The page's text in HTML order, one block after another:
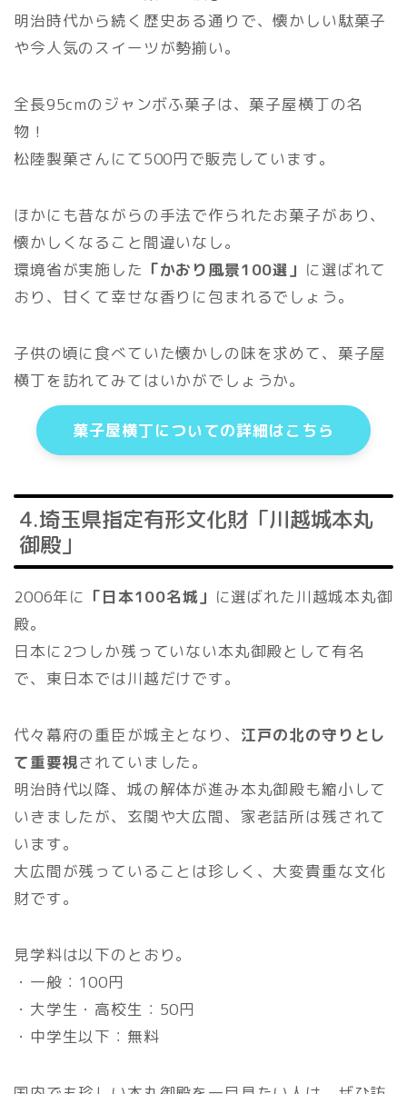
明治時代から続く歴史ある通りで、懐かしい駄菓子
や今人気のスイーツが勢揃い。
全長95cmのジャンボふ菓子は、菓子屋横丁の名
物！
松陸製菓さんにて500円で販売しています。
ほかにも昔ながらの手法で作られたお菓子があり、
懐かしくなること間違いなし。
環境省が実施した 「かおり風景100選」 に選ばれて
おり、甘くて幸せな香りに包まれるでしょう。
子供の頃に食べていた懐かしの味を求めて、菓子屋
横丁を訪れてみてはいかがでしょうか。
菓子屋横丁についての詳細はこちら
4.埼玉県指定有形文化財「川越城本丸
御殿」
2006年に 「日本100名城」 に選ばれた川越城本丸御
殿。
日本に2つしか残っていない本丸御殿として有名
で、東日本では川越だけです。
代々幕府の重臣が城主となり、 江戸の北の守りとし
て重要視されていました。
明治時代以降、城の解体が進み本丸御殿も縮小して
いきましたが、玄関や大広間、家老詰所は残されて
います。
大広間が残っていることは珍しく、大変貴重な文化
財です。
見学料は以下のとおり。
・一般：100円
・大学生・高校生：50円
・中学生以下：無料